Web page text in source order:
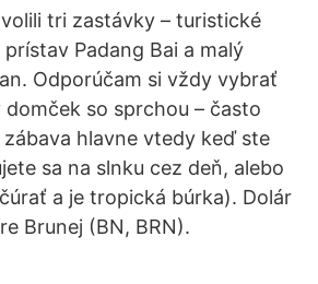
tri zastávky – turistické
Padang Bai a malý
Odporúčam si vždy vybrať
domček so sprchou – často
hlavne vtedy keď ste
sa na slnku cez deň, alebo
a je tropická búrka). Dolár
Brunej (BN, BRN).